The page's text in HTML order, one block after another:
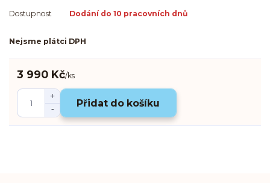
Dostupnost Dodání do 10 pracovních dnů
Nejsme plátci DPH
3 990 Kč/ks
Přidat do košíku